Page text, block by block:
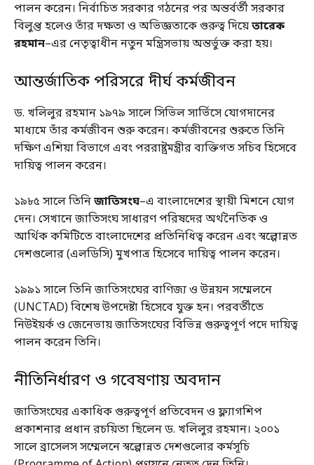
পালন করেন। নির্বাচিত সরকার গঠনের পর অন্তর্বর্তী সরকার
বিলুপ্ত হলেও তাঁর দক্ষতা ও অভিজ্ঞতাকে গুরুত্ব দিয়েতারেক
রহমান–এর নেতৃত্বাধীন নতুন মন্ত্রিসভায় অন্তর্ভুক্ত করা হয়।
আন্তর্জাতিক পরিসরে দীর্ঘ কর্মজীবন
ড. খলিলুর রহমান ১৯৭৯ সালে সিভিল সার্ভিসে যোগদানের
মাধ্যমে তাঁর কর্মজীবন শুরু করেন। কর্মজীবনের শুরুতে তিনি
দক্ষিণ এশিয়া বিভাগে এবং পররাষ্ট্রমন্ত্রীর ব্যক্তিগত সচিব হিসেবে
দায়িত্ব পালন করেন।
১৯৮৫ সালে তিনিজাতিসংঘ–এ বাংলাদেশের স্থায়ী মিশনে যোগ
দেন। সেখানে জাতিসংঘ সাধারণ পরিষদের অর্থনৈতিক ও
আর্থিক কমিটিতে বাংলাদেশের প্রতিনিধিত্ব করেন এবং স্বল্পোন্নত
দেশগুলোর (এলডিসি) মুখপাত্র হিসেবে দায়িত্ব পালন করেন।
১৯৯১ সালে তিনি জাতিসংঘের বাণিজ্য ও উন্নয়ন সম্মেলনে
(UNCTAD) বিশেষ উপদেষ্টা হিসেবে যুক্ত হন। পরবর্তীতে
নিউইয়র্ক ও জেনেভায় জাতিসংঘের বিভিন্ন গুরুত্বপূর্ণ পদে দায়িত্ব
পালন করেন তিনি।
নীতিনির্ধারণ ও গবেষণায় অবদান
জাতিসংঘের একাধিক গুরুত্বপূর্ণ প্রতিবেদন ও ফ্ল্যাগশিপ
প্রকাশনার প্রধান রচয়িতা ছিলেন ড. খলিলুর রহমান। ২০০১
সালে ব্রাসেলস সম্মেলনে স্বল্পোন্নত দেশগুলোর কর্মসূচি